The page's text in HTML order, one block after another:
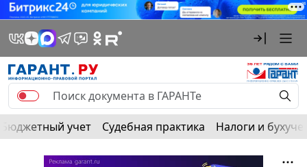
Бюджетный учет Судебная практика Налоги и